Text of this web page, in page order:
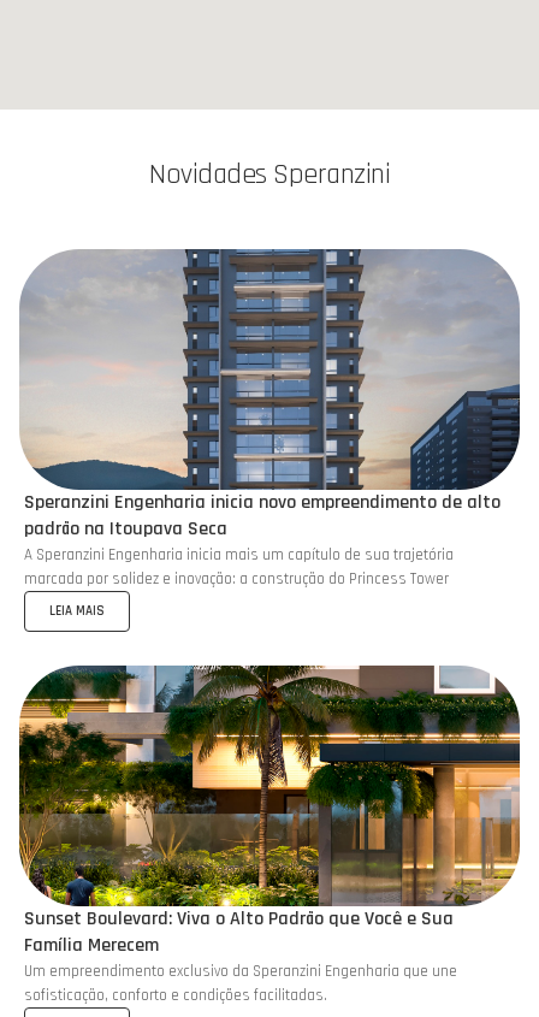
Novidades Speranzini
Speranzini Engenharia inicia novo empreendimento de alto
padrão na Itoupava Seca
A Speranzini Engenharia inicia mais um capítulo de sua trajetória
marcada por solidez e inovação: a construção do Princess Tower
LEIA MAIS
Sunset Boulevard: Viva o Alto Padrão que Você e Sua
Família Merecem
Um empreendimento exclusivo da Speranzini Engenharia que une
sofisticação, conforto e condições facilitadas.